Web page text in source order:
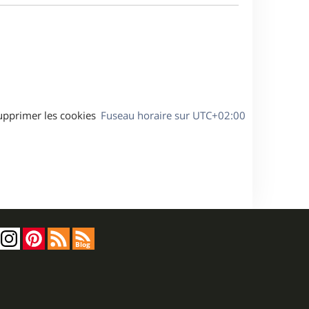
Fuseau horaire sur UTC+02:00
les cookies